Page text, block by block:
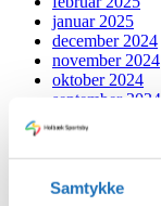
Samtykke
januar 2025
december 2024
november 2024
oktober 2024
september 2024
maj 2024
april 2024
marts 2024